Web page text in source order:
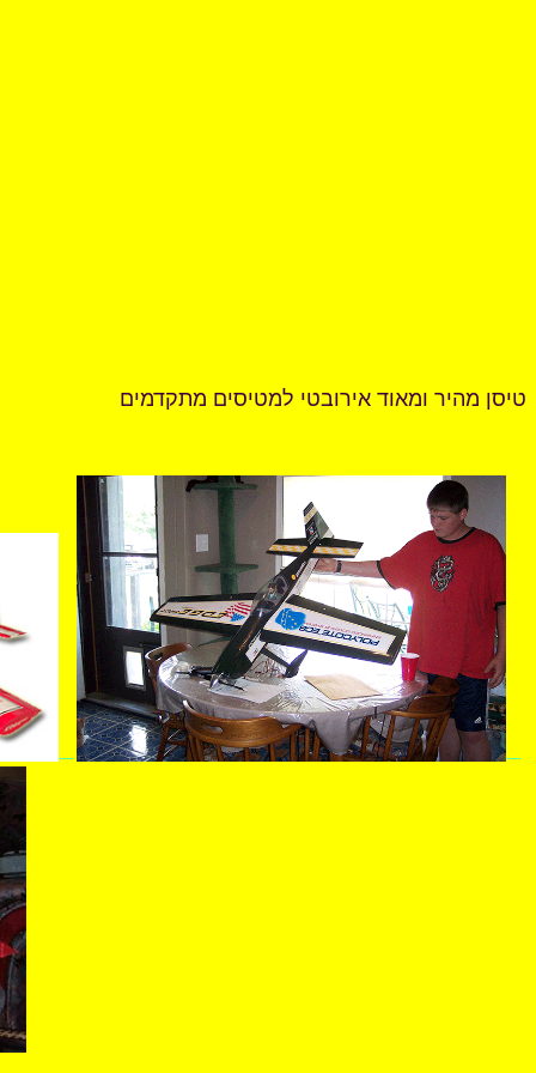
טיסן מהיר ומאוד אירובטי למטיסים מתקדמים
---- ----